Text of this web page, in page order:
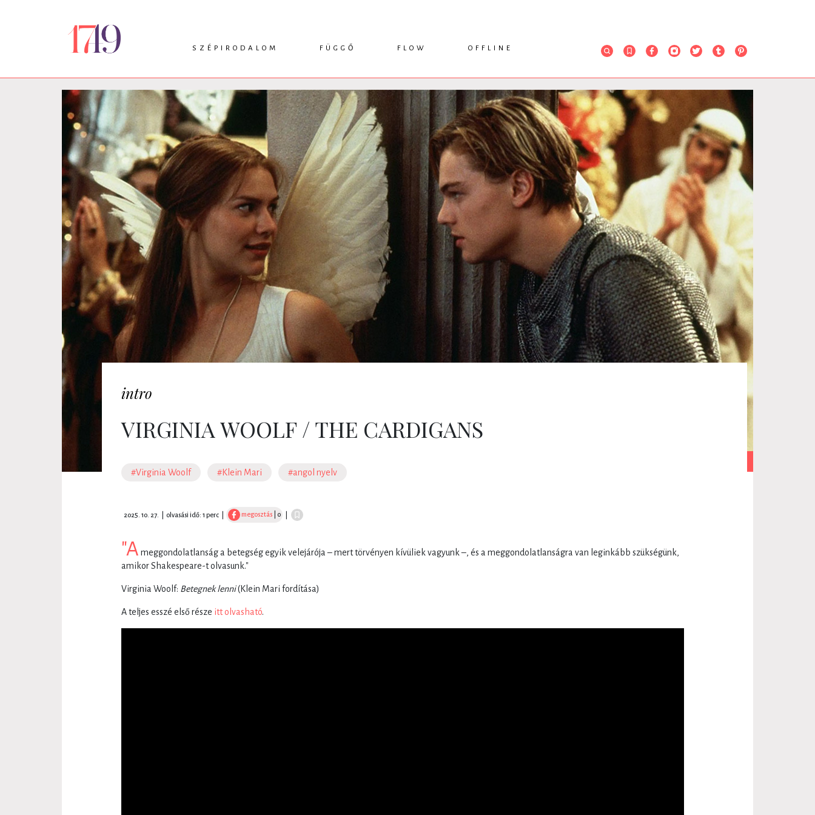
SZÉPIRODALOM
VERS
DRÁMA
FÜGGŐ
KRITIKA
PODCAST
FLOW
INTERJÚ
IKSZEK
TOPLISTA
OFFLINE
RENDEZVÉNYEK
intro
VIRGINIA WOOLF / THE CARDIGANS
#Virginia Woolf #Klein Mari #angol nyelv
2025. 10. 27. olvasási idő: 1 perc megosztás | 0
"A meggondolatlanság a betegség egyik velejárója – mert törvényen kívüliek vagyunk –, és a meggondolatlanságra van leginkább szükségünk,
amikor Shakespeare-t olvasunk."
Virginia Woolf: Betegnek lenni(Klein Mari fordítása)
A teljes esszé első része itt olvasható.